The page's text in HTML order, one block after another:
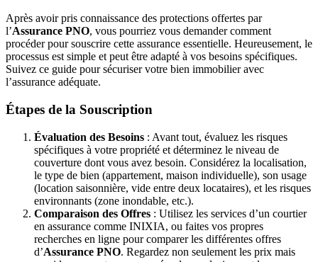
Après avoir pris connaissance des protections offertes par
l’Assurance PNO, vous pourriez vous demander comment
procéder pour souscrire cette assurance essentielle. Heureusement, le
processus est simple et peut être adapté à vos besoins spécifiques.
Suivez ce guide pour sécuriser votre bien immobilier avec
l’assurance adéquate.
Étapes de la Souscription
Évaluation des Besoins : Avant tout, évaluez les risques
spécifiques à votre propriété et déterminez le niveau de
couverture dont vous avez besoin. Considérez la localisation,
le type de bien (appartement, maison individuelle), son usage
(location saisonnière, vide entre deux locataires), et les risques
environnants (zone inondable, etc.).
Comparaison des Offres : Utilisez les services d’un courtier
en assurance comme INIXIA, ou faites vos propres
recherches en ligne pour comparer les différentes offres
d’Assurance PNO. Regardez non seulement les prix mais